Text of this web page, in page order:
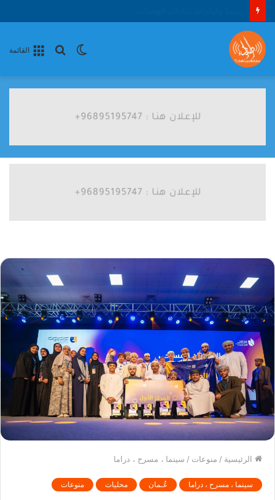
القائمة
بحث الوضع
الرئيسية / منوعات / سينما ، مسرح ، دراما
سينما ، مسرح ، دراما عُـمان محليات منوعات